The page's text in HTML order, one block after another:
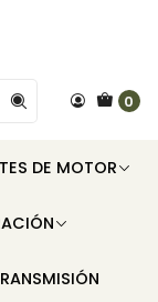
0
DE MOTOR